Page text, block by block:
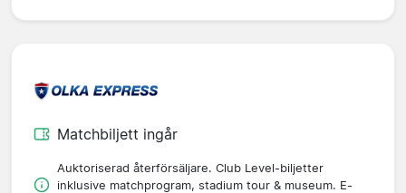
Matchbiljett ingår
Auktoriserad återförsäljare. Club Level-biljetter
inklusive matchprogram, stadium tour & museum. E-